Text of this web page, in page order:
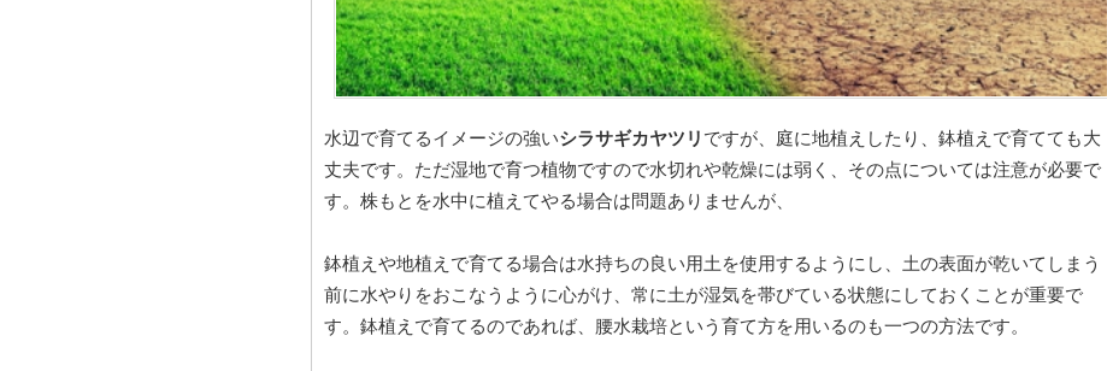
水辺で育てるイメージの強いシラサギカヤツリ ですが、庭に地植えしたり、鉢植えで育てても大
丈夫です。ただ湿地で育つ植物ですので水切れや乾燥には弱く、その点については注意が必要で
す。株もとを水中に植えてやる場合は問題ありませんが、
鉢植えや地植えで育てる場合は水持ちの良い用土を使用するようにし、土の表面が乾いてしまう
前に水やりをおこなうように心がけ、常に土が湿気を帯びている状態にしておくことが重要で
す。鉢植えで育てるのであれば、腰水栽培という育て方を用いるのも一つの方法です。